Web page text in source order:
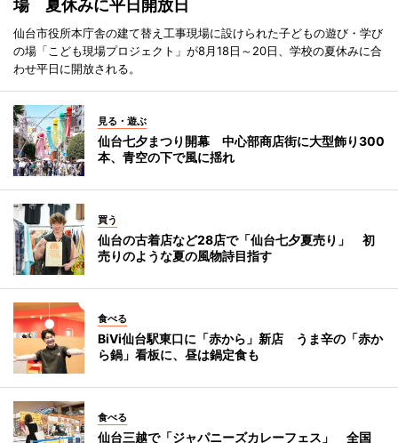
場 夏休みに平日開放日
仙台市役所本庁舎の建て替え工事現場に設けられた子どもの遊び・学び
の場「こども現場プロジェクト」が8月18日～20日、学校の夏休みに合
わせ平日に開放される。
見る・遊ぶ
仙台七夕まつり開幕 中心部商店街に大型飾り300
本、青空の下で風に揺れ
買う
仙台の古着店など28店で「仙台七夕夏売り」 初
売りのような夏の風物詩目指す
食べる
BiVi仙台駅東口に「赤から」新店 うま辛の「赤か
ら鍋」看板に、昼は鍋定食も
食べる
仙台三越で「ジャパニーズカレーフェス」 全国